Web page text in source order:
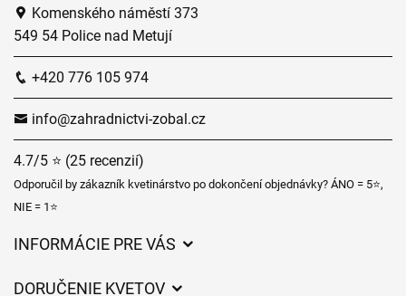
Komenského náměstí 373
549 54 Police nad Metují
+420 776 105 974
info@zahradnictvi-zobal.cz
4.7/5 ⭐ (25 recenzií)
Odporučil by zákazník kvetinárstvo po dokončení objednávky? ÁNO = 5⭐,
NIE = 1⭐
INFORMÁCIE PRE VÁS
DORUČENIE KVETOV